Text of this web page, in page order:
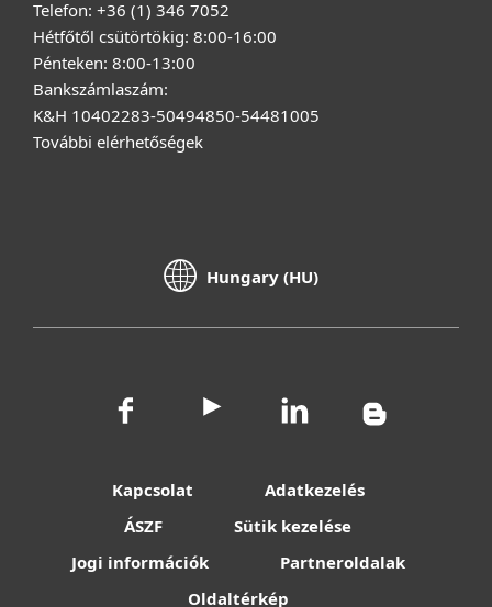
Telefon: +36 (1) 346 7052
Hétfőtől csütörtökig: 8:00-16:00
Pénteken: 8:00-13:00
Bankszámlaszám:
K&H 10402283-50494850-54481005
További elérhetőségek
Hungary (HU)
Kapcsolat
Adatkezelés
ÁSZF
Sütik kezelése
Jogi információk
Partneroldalak
Oldaltérkép